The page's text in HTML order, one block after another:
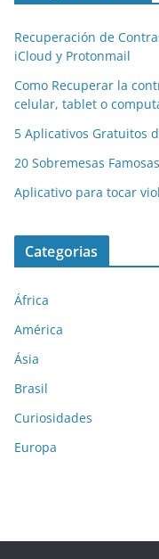
Recuperación de
iCloud y Protonmail
Como Recuperar la
celular, tablet o
5 Aplicativos Gratuitos
20 Sobremesas
Aplicativo para tocar
Categorias
África
América
Ásia
Brasil
Curiosidades
Europa